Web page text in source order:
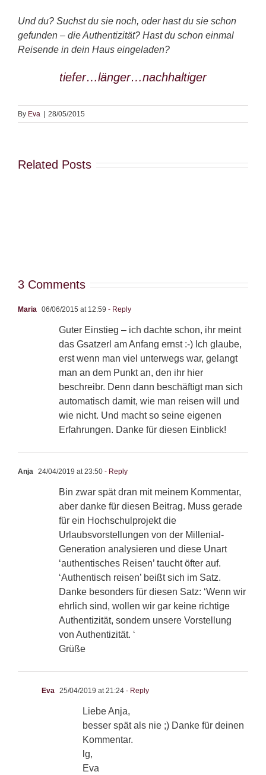
Und du? Suchst du sie noch, oder hast du sie schon
gefunden – die Authentizität? Hast du schon einmal
Reisende in dein Haus eingeladen?
tiefer…länger…nachhaltiger
By Eva 28/05/2015
Related Posts
3 Comments
Maria 06/06/2015 at 12:59 - Reply
Guter Einstieg – ich dachte schon, ihr meint
das Gsatzerl am Anfang ernst :-) Ich glaube,
erst wenn man viel unterwegs war, gelangt
man an dem Punkt an, den ihr hier
beschreibr. Denn dann beschäftigt man sich
automatisch damit, wie man reisen will und
wie nicht. Und macht so seine eigenen
Erfahrungen. Danke für diesen Einblick!
Anja 24/04/2019 at 23:50 - Reply
Bin zwar spät dran mit meinem Kommentar,
aber danke für diesen Beitrag. Muss gerade
für ein Hochschulprojekt die
Urlaubsvorstellungen von der Millenial-
Generation analysieren und diese Unart
‘authentisches Reisen’ taucht öfter auf.
‘Authentisch reisen’ beißt sich im Satz.
Danke besonders für diesen Satz: ‘Wenn wir
ehrlich sind, wollen wir gar keine richtige
Authentizität, sondern unsere Vorstellung
von Authentizität. ‘
Grüße
Eva 25/04/2019 at 21:24 - Reply
Liebe Anja,
besser spät als nie ;) Danke für deinen
Kommentar.
lg,
Eva